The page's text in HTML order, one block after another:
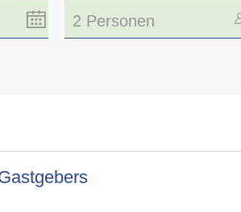
2 Personen